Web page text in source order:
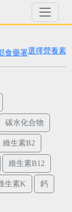
選擇營養素
食藥署
碳水化合物
維生素B2
維生素B12
生素K 鈣